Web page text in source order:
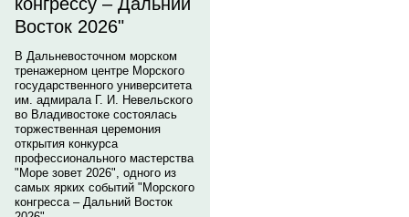
Восток 2026"
В Дальневосточном морском
тренажерном центре Морского
государственного университета
им. адмирала Г. И. Невельского
во Владивостоке состоялась
торжественная церемония
открытия конкурса
профессионального мастерства
"Море зовет 2026", одного из
самых ярких событий "Морского
конгресса – Дальний Восток